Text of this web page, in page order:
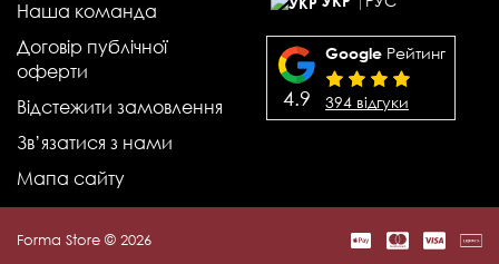
Наша команда
Договір публічної
оферти
Відстежити замовлення
Зв’язатися з нами
Мапа сайту
4.9
Google Рейтинг
394 відгуки
Forma Store © 2026